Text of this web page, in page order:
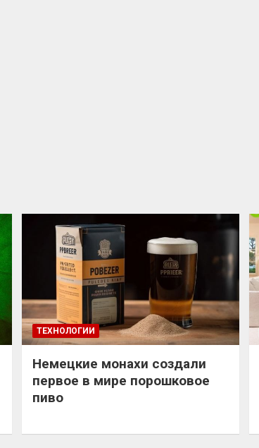
ТЕХНОЛОГИИ
Немецкие монахи создали
первое в мире порошковое
пиво